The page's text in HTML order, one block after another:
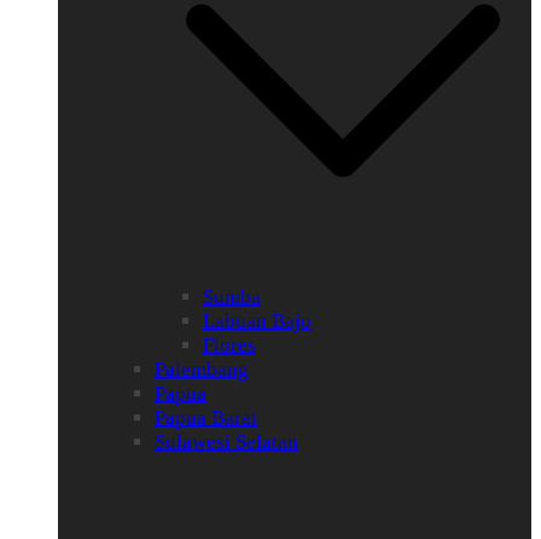
Sumba
Labuan Bajo
Flores
Palembang
Papua
Papua Barat
Sulawesi Selatan